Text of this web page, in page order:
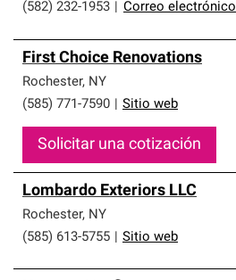
(582) 232-1953 Correo electrónico
First Choice Renovations
Rochester, NY
(585) 771-7590
Sitio web
Solicitar una cotización
Lombardo Exteriors LLC
Rochester, NY
(585) 613-5755
Sitio web